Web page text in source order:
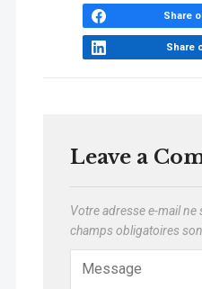
Share
Share
Leave a
Votre adresse e-mail ne
champs obligatoires